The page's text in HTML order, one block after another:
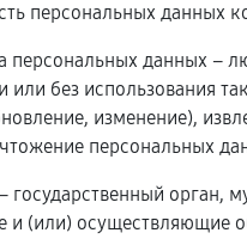
персональных данных
персональных данных –
или без использования
изменение),
персональных
государственный орган,
и (или) осуществляющие